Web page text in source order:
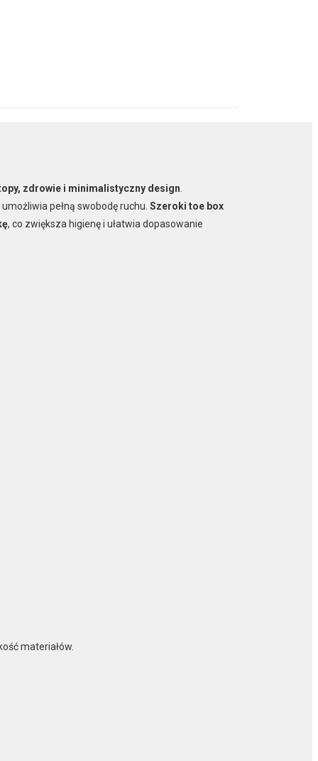
zdrowie i minimalistyczny design
umożliwia pełną swobodę ruchu. Szeroki toe box
, co zwiększa higienę i ułatwia dopasowanie
materiałów.